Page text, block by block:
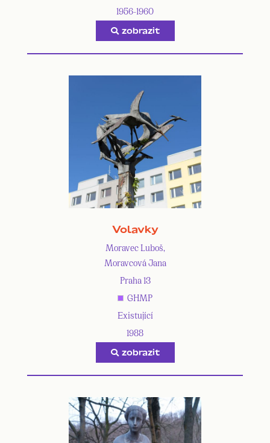
1956-1960
zobrazit
Volavky
Moravec Luboš,
Moravcová Jana
Praha 13
GHMP
Existující
1988
zobrazit